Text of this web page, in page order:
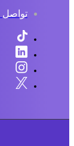
تواصل معنا